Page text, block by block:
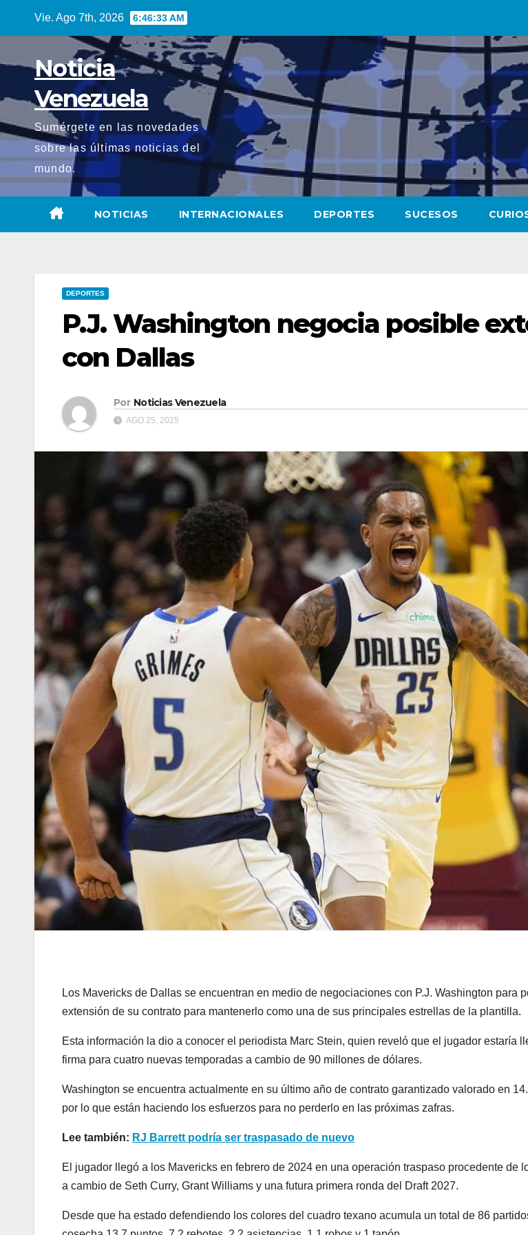
Vie. Ago 7th, 2026 6:46:34 AM
Noticia
Venezuela
Sumérgete en las novedades
sobre las últimas noticias del
mundo.
NOTICIAS INTERNACIONALES DEPORTES SUCESOS
DEPORTES
P.J. Washington negocia posible
con Dallas
Por Noticias Venezuela
AGO 25, 2025
Los Mavericks de Dallas se encuentran en medio de negociaciones con P.J. Washington para
extensión de su contrato para mantenerlo como una de sus principales estrellas de la plantilla.
Esta información la dio a conocer el periodista Marc Stein, quien reveló que el jugador estaría
firma para cuatro nuevas temporadas a cambio de 90 millones de dólares.
Washington se encuentra actualmente en su último año de contrato garantizado valorado en
por lo que están haciendo los esfuerzos para no perderlo en las próximas zafras.
Lee también: RJ Barrett podría ser traspasado de nuevo
El jugador llegó a los Mavericks en febrero de 2024 en una operación traspaso procedente de
a cambio de Seth Curry, Grant Williams y una futura primera ronda del Draft 2027.
Desde que ha estado defendiendo los colores del cuadro texano acumula un total de 86